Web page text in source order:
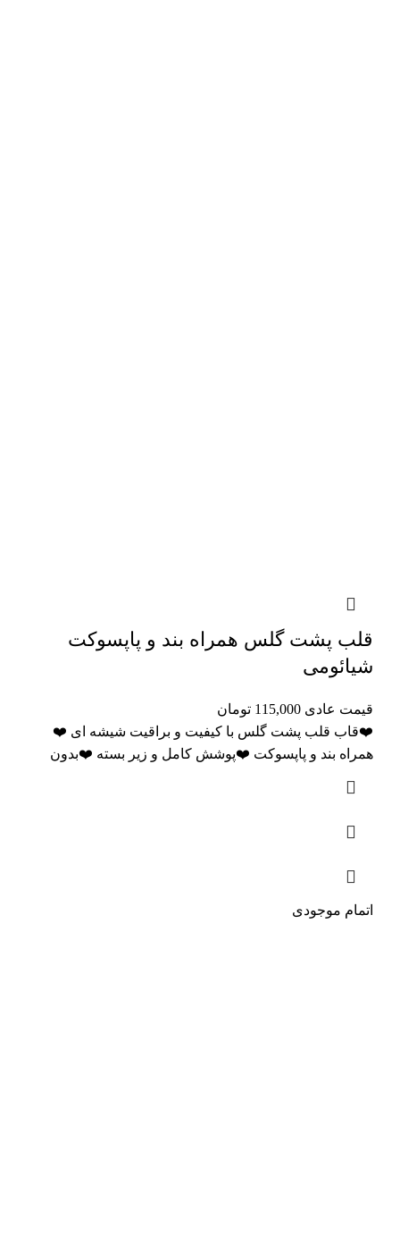
قلب پشت گلس همراه بند و پاپسوکت
شیائومی
قیمت عادی 115,000 تومان
❤️قاب قلب پشت گلس با کیفیت و براقیت شیشه ای ❤️
همراه بند و پاپسوکت ❤️پوشش کامل و زیر بسته ❤️بدون
اتمام موجودی